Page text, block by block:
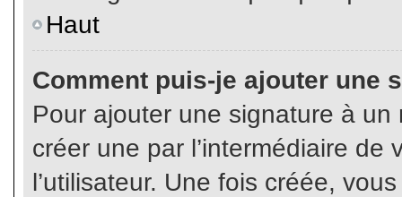
Haut
Comment puis-je ajouter une
Pour ajouter une signature à un
créer une par l’intermédiaire
l’utilisateur. Une fois créée,